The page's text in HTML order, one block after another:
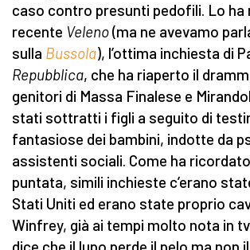
caso contro presunti pedofili. Lo ha
recente Veleno(ma ne avevamo
sulla Bussola), l’ottima inchiesta di
Repubblica, che ha riaperto il
genitori di Massa Finalese e
stati sottratti i figli a seguito di
fantasiose dei bambini, indotte da
assistenti sociali. Come ha
puntata, simili inchieste c’erano
Stati Uniti ed erano state proprio
Winfrey, già ai tempi molto nota in